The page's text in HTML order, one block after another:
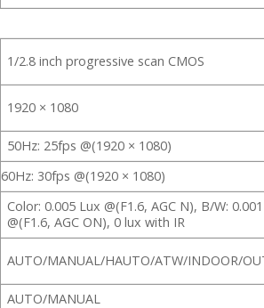
1/2.8 inch progressive scan CMOS
1920 × 1080
50Hz: 25fps @(1920 × 1080)
60Hz: 30fps @(1920 × 1080)
Color: 0.005 Lux @(F1.6, AGC N), B/W:
@(F1.6, AGC ON), 0 lux with IR
AUTO/MANUAL/HAUTO/ATW/INDOOR/
AUTO/MANUAL